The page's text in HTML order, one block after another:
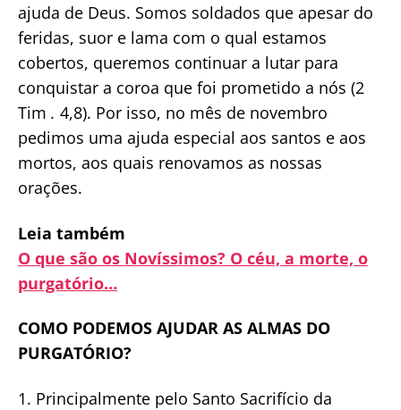
ajuda de Deus. Somos soldados que apesar do
feridas, suor e lama com o qual estamos
cobertos, queremos continuar a lutar para
conquistar a coroa que foi prometido a nós (2
Tim . 4,8). Por isso, no mês de novembro
pedimos uma ajuda especial aos santos e aos
mortos, aos quais renovamos as nossas
orações.
Leia também
O que são os Novíssimos? O céu, a morte, o
purgatório…
COMO PODEMOS AJUDAR AS ALMAS DO
PURGATÓRIO?
Principalmente pelo Santo Sacrifício da